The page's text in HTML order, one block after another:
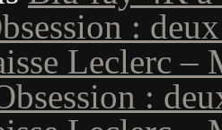
:
Leclerc
: